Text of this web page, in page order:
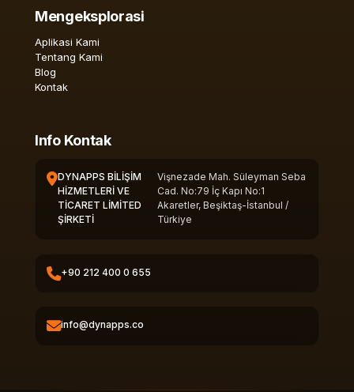
Mengeksplorasi
Aplikasi Kami
Tentang Kami
Blog
Kontak
Info Kontak
DYNAPPS BİLİŞİM
HİZMETLERİ VE
TİCARET LİMİTED
ŞİRKETİ
Vişnezade Mah. Süleyman Seba
Cad. No:79 İç Kapı No:1
Akaretler, Beşiktaş-İstanbul /
Türkiye
+90 212 400 0 655
info@dynapps.co